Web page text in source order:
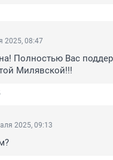
2025, 08:47
Полностью Вас
Милявской!!!
2025, 09:13